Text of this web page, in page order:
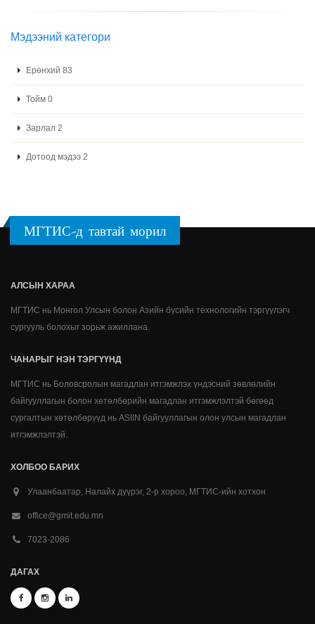
Мэдээний категори
Ерөнхий 83
Тойм 0
Зарлал 2
Дотоод мэдээ 2
МГТИС-д тавтай морил
АЛСЫН ХАРАА
МГТИС нь Монгол Улсын болон Азийн бүсийн технологийн тэргүүлэгч
сургууль болохыг зорьж ажиллана.
ЧАНАРЫГ НЭН ТЭРГҮҮНД
МГТИС нь Боловсролын магадлан итгэмжлэх үндэсний зөвлөлийн
байгууллагын болон хөтөлбөрийн магадлан итгэмжлэлтэй бөгөөд
сургалтын хөтөлбөрүүд нь ASIIN байгууллагын олон улсын магадлан
итгэмжлэлтэй.
ХОЛБОО БАРИХ
Улаанбаатар, Налайх дүүрэг, 2-р хороо, МГТИС-ийн хотхон
office@gmit.edu.mn
7023-2086
ДАГАХ